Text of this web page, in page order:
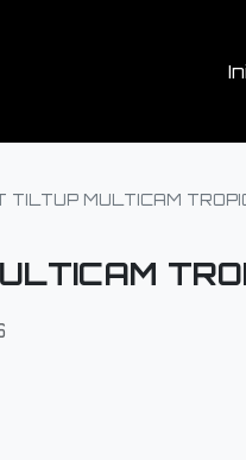
TILTUP MULTICAM